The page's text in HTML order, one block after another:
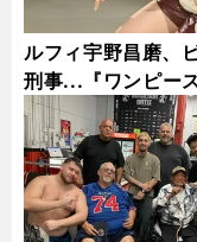
ルフィ宇野昌磨、
刑事...『ワンピー
ギャラリー